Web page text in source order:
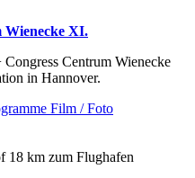
Wienecke XI.
Centrum Wienecke
in Hannover.
Film / Foto
18 km zum Flughafen